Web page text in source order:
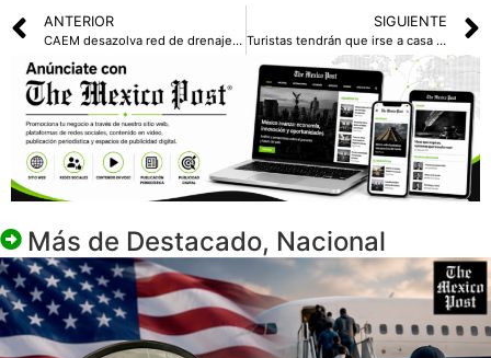
ANTERIOR
CAEM desazolva red de drenaje y retira basura de barrancas y presas
SIGUIENTE
Turistas tendrán que irse a casa tras acabar el Mundial 2026: JD Vance
Más de Destacado, Nacional